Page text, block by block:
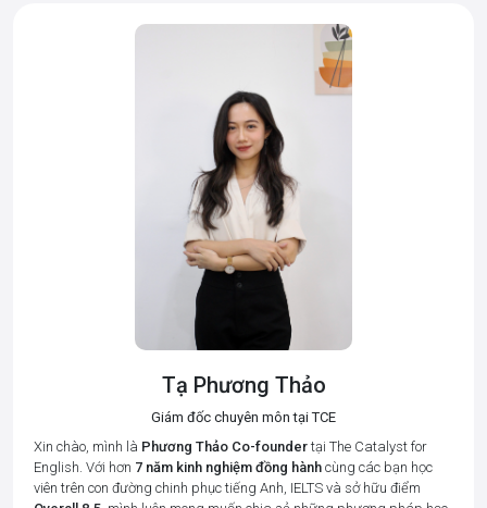
Tạ Phương Thảo
Giám đốc chuyên môn tại TCE
Xin chào, mình là Phương Thảo Co-foundertại The Catalyst for
English. Với hơn 7 năm kinh nghiệm đồng hànhcùng các bạn học
viên trên con đường chinh phục tiếng Anh, IELTS và sở hữu điểm